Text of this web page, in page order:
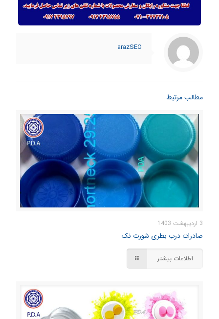
arazSEO
مطالب مرتبط
3 اردیبهشت 1403
صادرات درب بطری شورت نک
اطلاعات بیشتر